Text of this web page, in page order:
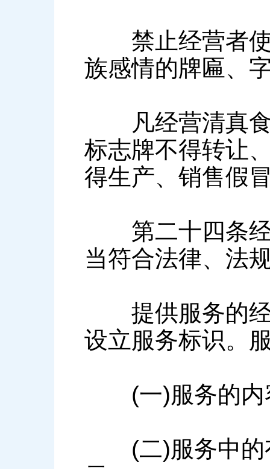
禁止经营者使
族感情的牌匾、
凡经营清真食
标志牌不得转让
得生产、销售假
第二十四条经
当符合法律、法
提供服务的经
设立服务标识。
(一)服务的内
(二)服务中的